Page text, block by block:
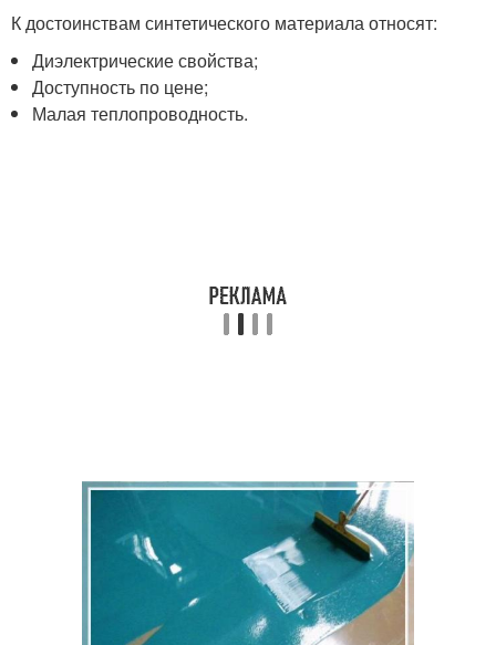
К достоинствам синтетического материала относят:
Диэлектрические свойства;
Доступность по цене;
Малая теплопроводность.